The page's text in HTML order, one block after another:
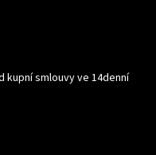
kupní smlouvy ve 14denní